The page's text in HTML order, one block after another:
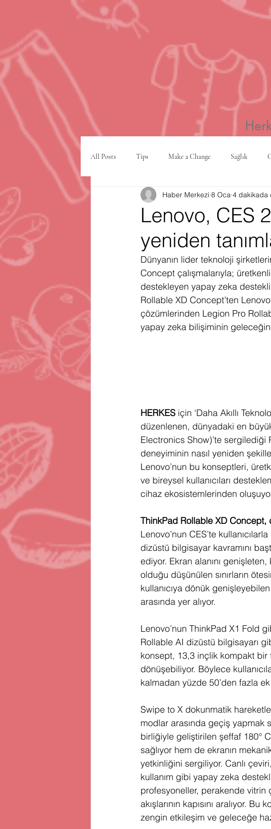
All Posts Tips Make a Change Sağlık
VPN şehir planlama Yapay
Firma Satınalma Hediye Çekilişi
Avrupa Birliği Enerji Pazar
Lenovo, CES
yeniden
Haber Merkezi 8 Oca 4 dakikada
Dünyanın lider teknoloji
Concept çalışmalarıyla;
destekleyen yapay zeka
Rollable XD Concept’ten
çözümlerinden Legion Pro
yapay zeka bilişiminin
HERKES için ‘Daha Akıllı
düzenlenen, dünyadaki en
Electronics Show)’te sergilediği
deneyiminin nasıl yeniden
Lenovo’nun bu konseptleri,
ve bireysel kullanıcıları
cihaz ekosistemlerinden
ThinkPad Rollable XD Concept,
Lenovo’nun CES’te
dizüstü bilgisayar kavramını
ediyor. Ekran alanını
olduğu düşünülen sınırların
kullanıcıya dönük
arasında yer alıyor.
Lenovo’nun ThinkPad X1 Fold
Rollable AI dizüstü bilgisayarı
konsept, 13,3 inçlik kompakt bir
dönüşebiliyor. Böylece
kalmadan yüzde 50’den fazla
Swipe to X dokunmatik
modlar arasında geçiş yapmak
birliğiyle geliştirilen şeffaf 180°
sağlıyor hem de ekranın
yetkinliğini sergiliyor. Canlı
kullanım gibi yapay zeka
profesyoneller, perakende vitrin
akışlarının kapısını aralıyor.
zengin etkileşim ve geleceğe